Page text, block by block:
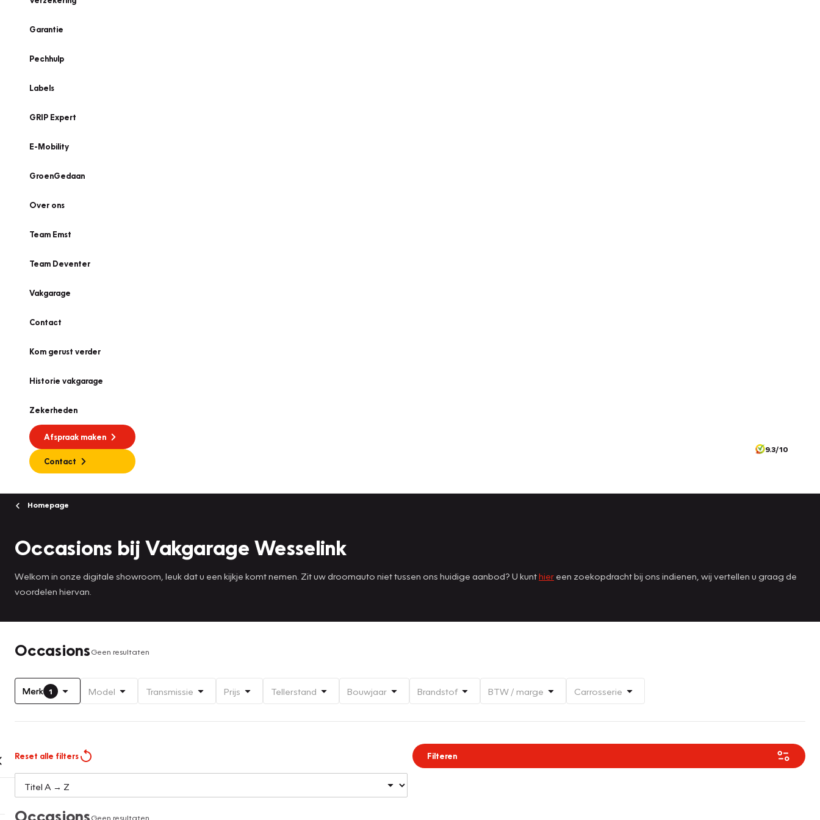
Garantie
Pechhulp
Labels
GRIP Expert
E-Mobility
GroenGedaan
Over ons
Team Emst
Team Deventer
Vakgarage
Contact
Kom gerust verder
Historie vakgarage
Zekerheden
Afspraak maken
Contact
9.3/10
Homepage
Occasions bij Vakgarage Wesselink
Welkom in onze digitale showroom, leuk dat u een kijkje komt nemen. Zit uw droomauto niet tussen ons huidige aanbod? U kunthier een zoekopdracht bij ons indienen, wij vertellen u graag de
voordelen hiervan.
OccasionsGeen resultaten
Merk 1 Model Transmissie Prijs Tellerstand Bouwjaar Brandstof BTW / marge Carrosserie
Reset alle filters Filteren
OccasionsGeen resultaten